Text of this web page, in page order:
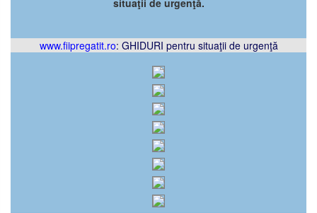
situaţii de urgenţă.
www.fiipregatit.ro: GHIDURI pentru situaţii de urgenţă